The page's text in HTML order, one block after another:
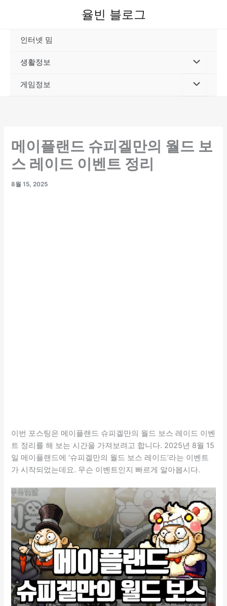
율빈 블로그
인터넷 밈
생활정보
게임정보
메이플랜드 슈피겔만의 월드 보
스 레이드 이벤트 정리
8월 15, 2025
이번 포스팅은 메이플랜드 슈피겔만의 월드 보스 레이드 이벤
트 정리를 해 보는 시간을 가져보려고 합니다. 2025년 8월 15
일 메이플랜드에 ‘슈피겔만의 월드 보스 레이드’라는 이벤트
가 시작되었는데요. 무슨 이벤트인지 빠르게 알아봅시다.